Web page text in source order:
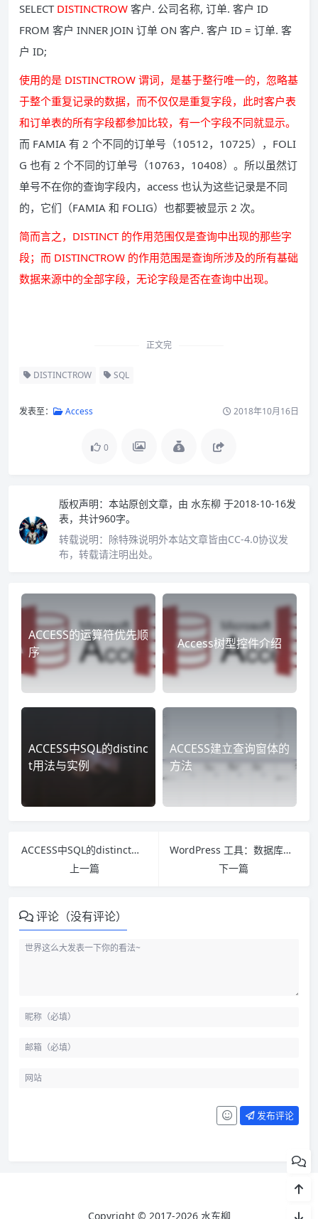
SELECT DISTINCTROW 客户. 公司名称, 订单. 客户 ID
FROM 客户 INNER JOIN 订单 ON 客户. 客户 ID = 订单. 客
户 ID;
使用的是 DISTINCTROW 谓词，是基于整行唯一的，忽略基
于整个重复记录的数据，而不仅仅是重复字段，此时客户表
和订单表的所有字段都参加比较，有一个字段不同就显示。
而 FAMIA 有 2 个不同的订单号（10512，10725），FOLI
G 也有 2 个不同的订单号（10763，10408）。所以虽然订
单号不在你的查询字段内，access 也认为这些记录是不同
的，它们（FAMIA 和 FOLIG）也都要被显示 2 次。
简而言之，DISTINCT 的作用范围仅是查询中出现的那些字
段；而 DISTINCTROW 的作用范围是查询所涉及的所有基础
数据来源中的全部字段，无论字段是否在查询中出现。
正文完
DISTINCTROW SQL
发表至： Access 2018年10月16日
0
版权声明： 本站原创文章，由 水东柳 于2018-10-16发
表，共计960字。
转载说明： 除特殊说明外本站文章皆由CC-4.0协议发
布，转载请注明出处。
ACCESS的运算符优先顺
序
Access树型控件介绍
ACCESS中SQL的distinc
t用法与实例
ACCESS建立查询窗体的
方法
ACCESS中SQL的distinct用法与实例
上一篇
WordPress 工具：数据库表前缀切换SQL生成器
下一篇
评论（没有评论）
发布评论
Copyright © 2017-2026 水东柳